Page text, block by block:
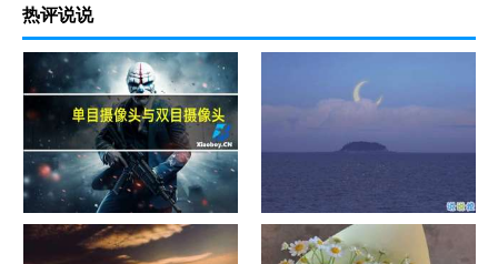
热评说说
单目摄像头与双目摄像头
晚安励志语录带图片 晚安心语
励志鸡汤